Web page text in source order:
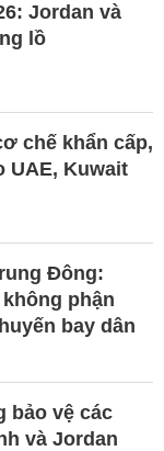
Jordan và
lồ
chế khẩn cấp,
UAE, Kuwait
Đông:
phận
bay dân
bảo vệ các
và Jordan